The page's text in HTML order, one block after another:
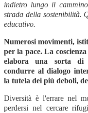
indietro lungo il
strada della sostenibilità.
educativo.
Numerosi movimenti,
per la pace. La
elabora una sorta di
condurre al dialogo
la tutela dei più deboli,
Diversità è l'errare nel
perdersi nel cercare